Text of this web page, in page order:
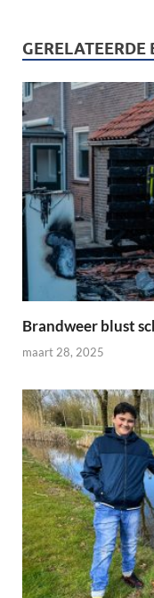
GERELATEERDE
Brandweer blust
maart 28, 2025